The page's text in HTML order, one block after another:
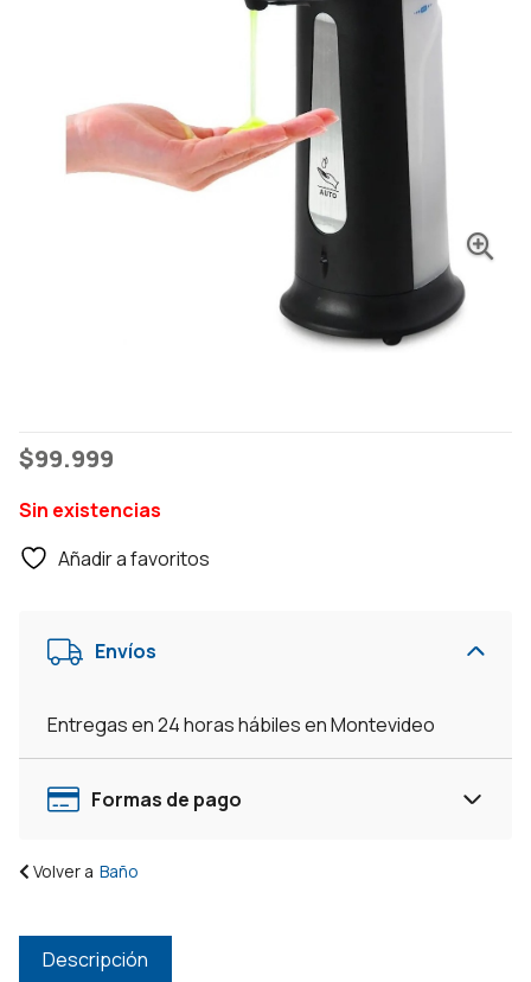
$99.999
Sin existencias
Añadir a favoritos
Envíos
Entregas en 24 horas hábiles en Montevideo
Formas de pago
Volver a Baño
Descripción